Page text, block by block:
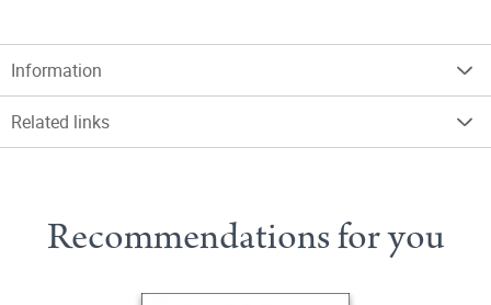
Information
Related links
Recommendations for you